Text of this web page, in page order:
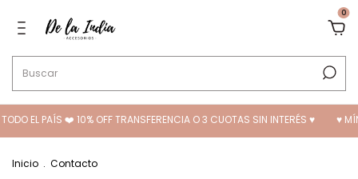
0
EL PAÍS ❤️ 10% OFF TRANSFERENCIA O 3 CUOTAS SIN INTERÉS ♥ ♥
Inicio . Contacto